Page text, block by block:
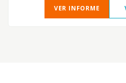
VER INFORME